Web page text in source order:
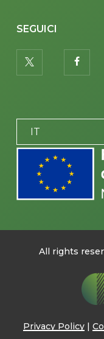
SEGUICI
twitter
IT
All rights
Privacy Policy |